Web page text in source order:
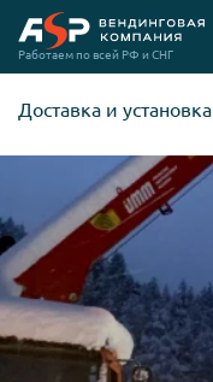
Перейти
на
Работаем по всей РФ и СНГ
Доставка и установка